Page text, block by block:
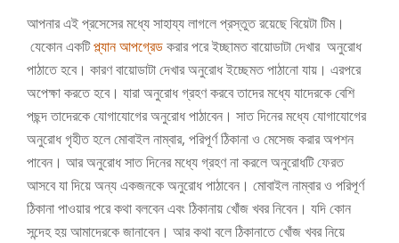
আপনার এই প্রসেসের মধ্যে সাহায্য লাগলে প্রস্তুত রয়েছে বিয়েটা টিম।
যেকোন একটিপ্ল্যান আপগ্রেডকরার পরে ইচ্ছামত বায়োডাটা দেখার অনুরোধ
পাঠাতে হবে। কারণ বায়োডাটা দেখার অনুরোধ ইচ্ছেমত পাঠানো যায়। এরপরে
অপেক্ষা করতে হবে। যারা অনুরোধ গ্রহণ করবে তাদের মধ্যে যাদেরকে বেশি
পছন্দ তাদেরকে যোগাযোগের অনুরোধ পাঠাবেন। সাত দিনের মধ্যে যোগাযোগের
অনুরোধ গৃহীত হলে মোবাইল নাম্বার, পরিপূর্ণ ঠিকানা ও মেসেজ করার অপশন
পাবেন। আর অনুরোধ সাত দিনের মধ্যে গ্রহণ না করলে অনুরোধটি ফেরত
আসবে যা দিয়ে অন্য একজনকে অনুরোধ পাঠাবেন। মোবাইল নাম্বার ও পরিপূর্ণ
ঠিকানা পাওয়ার পরে কথা বলবেন এবং ঠিকানায় খোঁজ খবর নিবেন। যদি কোন
সন্দেহ হয় আমাদেরকে জানাবেন। আর কথা বলে ঠিকানাতে খোঁজ খবর নিয়ে